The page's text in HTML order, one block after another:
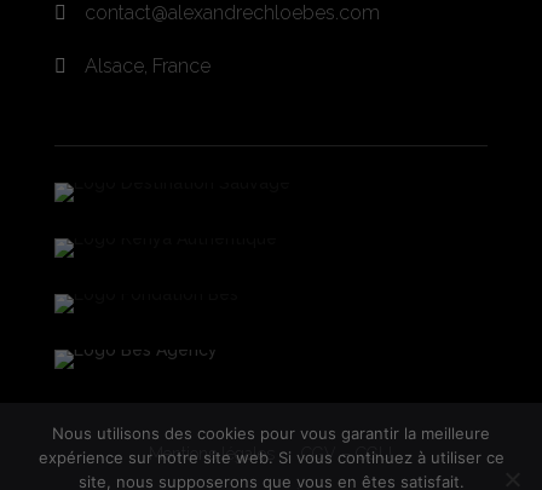
 contact@alexandrechloebes.com
 Alsace, France
Mentions légales CGV – CGU
Nous utilisons des cookies pour vous garantir la meilleure
expérience sur notre site web. Si vous continuez à utiliser ce
site, nous supposerons que vous en êtes satisfait.